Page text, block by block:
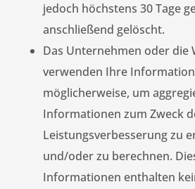
jedoch höchstens 30 Tage
anschließend gelöscht.
Das Unternehmen oder die
verwenden Ihre
möglicherweise, um
Informationen zum Zweck
Leistungsverbesserung zu
und/oder zu berechnen.
Informationen enthalten